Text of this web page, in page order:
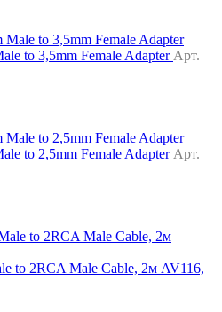
to 3,5mm Female AdapterАрт.
to 2,5mm Female AdapterАрт.
to 2RCA Male Cable, 2м AV116,